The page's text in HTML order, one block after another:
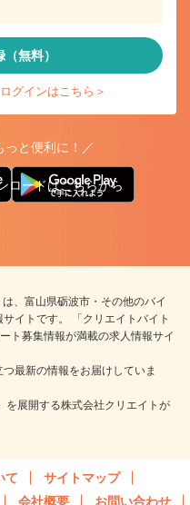
無料）
グインはこちら＞
っと便利に！／
ロードはこちらから
、富山県砺波市・その他のバイ
イトです。 「クリエイトバイト
ト募集情報が満載の求人情報サイ
最新の情報をお届けしていま
を展開する株式会社クリエイトが
て
サイトマップ
会社概要 お問い合わせ